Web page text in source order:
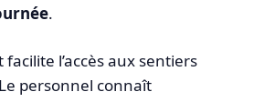
.
facilite l’accès aux sentiers
personnel connaît